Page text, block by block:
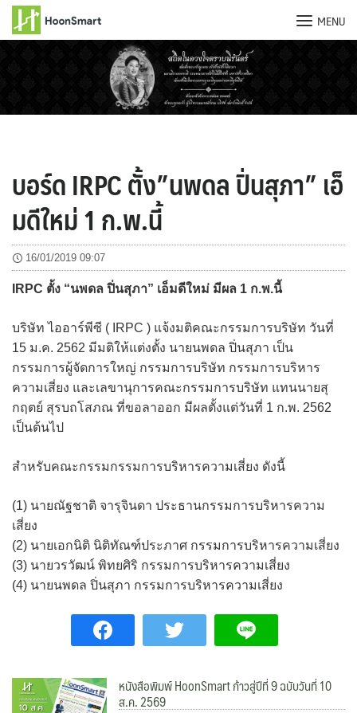
MENU
บอร์ด IRPC ตั้ง”นพดล ปิ่นสุภา” เอ็
มดีใหม่ 1 ก.พ.นี้
16/01/2019 09:07
IRPC ตั้ง “นพดล ปิ่นสุภา” เอ็มดีใหม่ มีผล 1 ก.พ.นี้
บริษัท ไออาร์พีซี ( IRPC ) แจ้งมติคณะกรรมการบริษัท วันที่
15 ม.ค. 2562 มีมติให้แต่งตั้ง นายนพดล ปิ่นสุภา เป็น
กรรมการผู้จัดการใหญ่ กรรมการบริษัท กรรมการบริหาร
ความเสี่ยง และเลขานุการคณะกรรมการบริษัท แทนนายสุ
กฤตย์ สุรบถโสภณ ที่ขอลาออก มีผลตั้งแต่วันที่ 1 ก.พ. 2562
เป็นต้นไป
สำหรับคณะกรรมกรรมการบริหารความเสี่ยง ดังนี้
(1) นายณัฐชาติ จารุจินดา ประธานกรรมการบริหารความ
เสี่ยง
(2) นายเอกนิติ นิติทัณฑ์ประภาศ กรรมการบริหารความเสี่ยง
(3) นายวรวัฒน์ พิทยศิริ กรรมการบริหารความเสี่ยง
(4) นายนพดล ปิ่นสุภา กรรมการบริหารความเสี่ยง
หนังสือพิมพ์ HoonSmart ก้าวสู่ปีที่ 9 ฉบับวันที่ 10
ส.ค. 2569